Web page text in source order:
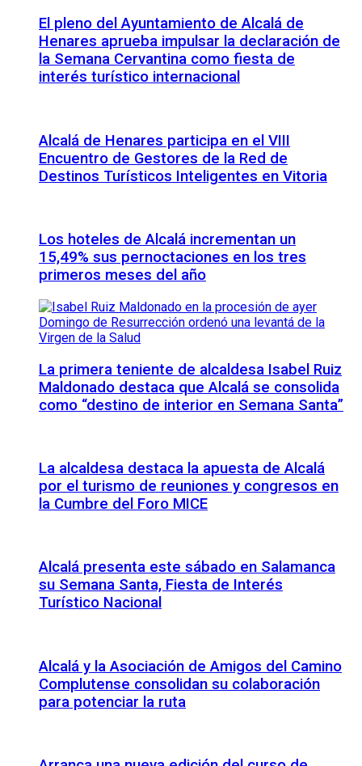
El pleno del Ayuntamiento de Alcalá de
Henares aprueba impulsar la declaración de
la Semana Cervantina como fiesta de
interés turístico internacional
Alcalá de Henares participa en el VIII
Encuentro de Gestores de la Red de
Destinos Turísticos Inteligentes en Vitoria
Los hoteles de Alcalá incrementan un
15,49% sus pernoctaciones en los tres
primeros meses del año
La primera teniente de alcaldesa Isabel Ruiz
Maldonado destaca que Alcalá se consolida
como “destino de interior en Semana Santa”
La alcaldesa destaca la apuesta de Alcalá
por el turismo de reuniones y congresos en
la Cumbre del Foro MICE
Alcalá presenta este sábado en Salamanca
su Semana Santa, Fiesta de Interés
Turístico Nacional
Alcalá y la Asociación de Amigos del Camino
Complutense consolidan su colaboración
para potenciar la ruta